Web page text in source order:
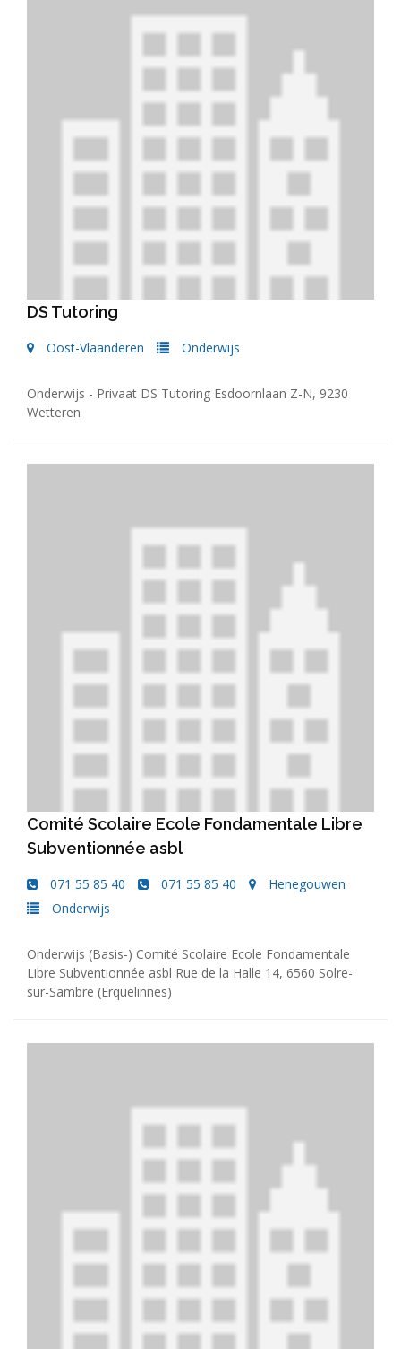
DS Tutoring
Oost-Vlaanderen Onderwijs
Onderwijs - Privaat DS Tutoring Esdoornlaan Z-N, 9230
Wetteren
Comité Scolaire Ecole Fondamentale Libre
Subventionnée asbl
071 55 85 40 071 55 85 40
Henegouwen
Onderwijs
Onderwijs (Basis-) Comité Scolaire Ecole Fondamentale
Libre Subventionnée asbl Rue de la Halle 14, 6560 Solre-
sur-Sambre (Erquelinnes)